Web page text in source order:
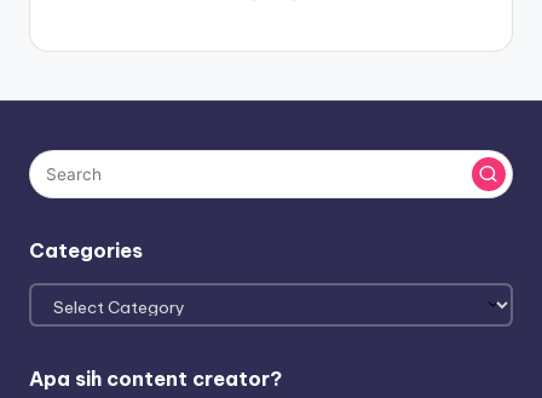
Categories
Categories
Apa sih content creator?